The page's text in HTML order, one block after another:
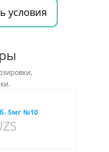
условия
5мг №10